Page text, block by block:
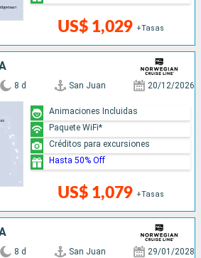
US$ 1,029 +Tasas
8 d San Juan 20/12/2026
US$ 1,079 +Tasas
Animaciones Incluidas
Paquete WiFi*
Créditos para excursiones
Hasta 50% Off
8 d San Juan 29/01/2028